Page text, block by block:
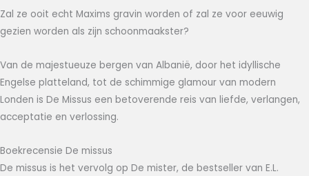
Zal ze ooit echt Maxims gravin worden of zal ze voor eeuwig
gezien worden als zijn schoonmaakster?
Van de majestueuze bergen van Albanië, door het idyllische
Engelse platteland, tot de schimmige glamour van modern
Londen is De Missus een betoverende reis van liefde, verlangen,
acceptatie en verlossing.
Boekrecensie De missus
De missus is het vervolg op De mister, de bestseller van E.L.